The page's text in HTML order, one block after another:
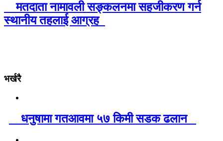
मतदाता नामावली सङ्कलनमा सहजीकरण गर्न
स्थानीय तहलाई आग्रह
भर्खरै
धनुषामा गतआवमा ५७ किमी सडक ढलान